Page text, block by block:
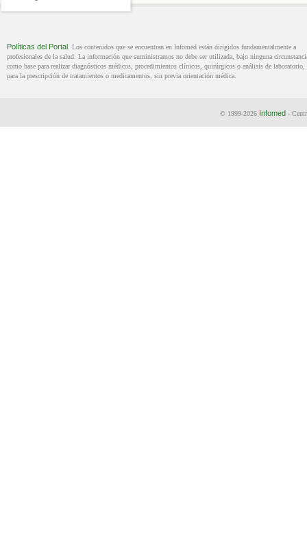
Políticas del Portal . Los contenidos que se encuentran en Infomed están dirigidos fundamentalmente a
profesionales de la salud. La información que suministramos no debe ser utilizada, bajo ninguna
como base para realizar diagnósticos médicos, procedimientos clínicos, quirúrgicos o análisis de laboratorio,
para la prescripción de tratamientos o medicamentos, sin previa orientación médica.
© 1999-2026 Infomed -